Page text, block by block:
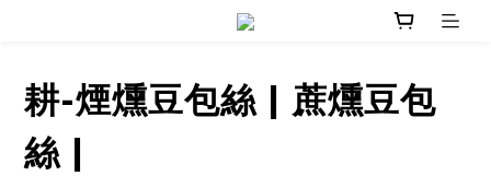
耕-煙燻豆包絲 | 蔗燻豆包
絲 |